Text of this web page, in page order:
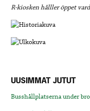
R-kiosken hålller öppet
UUSIMMAT JUTUT
Busshållplatserna under